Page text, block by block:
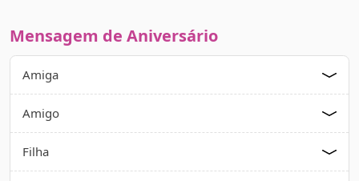
Mensagem de Aniversário
Amiga
Amigo
Filha